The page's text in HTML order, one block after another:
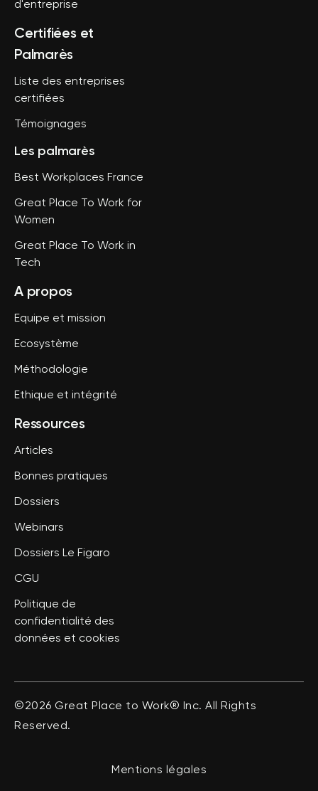
d'entreprise
Certifiées et
Palmarès
Liste des entreprises
certifiées
Témoignages
Les palmarès
Best Workplaces France
Great Place To Work for
Women
Great Place To Work in
Tech
A propos
Equipe et mission
Ecosystème
Méthodologie
Ethique et intégrité
Ressources
Articles
Bonnes pratiques
Dossiers
Webinars
Dossiers Le Figaro
CGU
Politique de
confidentialité des
données et cookies
©2026 Great Place to Work® Inc. All Rights
Reserved.
Mentions légales